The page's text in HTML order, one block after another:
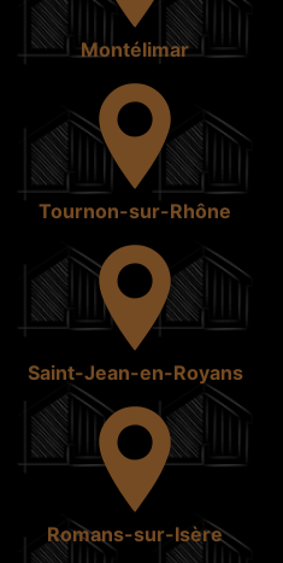
Montélimar
Tournon-sur-Rhône
Saint-Jean-en-Royans
Romans-sur-Isère